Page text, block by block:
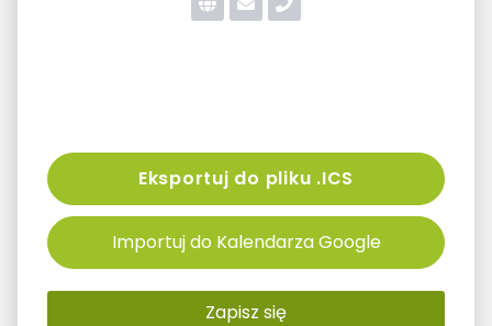
Eksportuj do pliku .ICS
Importuj do Kalendarza Google
Zapisz się